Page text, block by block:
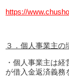
https://
３．個人事業主の
・個人事業主は
が借入金返済義務